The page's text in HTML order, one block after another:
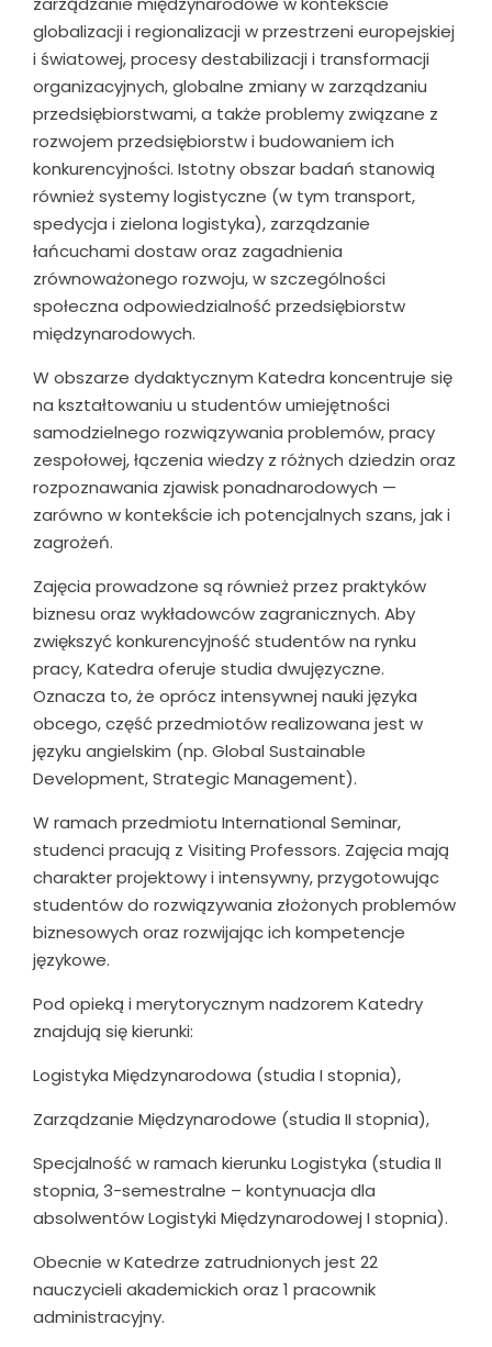
globalizacji i regionalizacji w przestrzeni europejskiej
i światowej, procesy destabilizacji i transformacji
organizacyjnych, globalne zmiany w zarządzaniu
przedsiębiorstwami, a także problemy związane z
rozwojem przedsiębiorstw i budowaniem ich
konkurencyjności. Istotny obszar badań stanowią
również systemy logistyczne (w tym transport,
spedycja i zielona logistyka), zarządzanie
łańcuchami dostaw oraz zagadnienia
zrównoważonego rozwoju, w szczególności
społeczna odpowiedzialność przedsiębiorstw
międzynarodowych.
W obszarze dydaktycznym Katedra koncentruje się
na kształtowaniu u studentów umiejętności
samodzielnego rozwiązywania problemów, pracy
zespołowej, łączenia wiedzy z różnych dziedzin oraz
rozpoznawania zjawisk ponadnarodowych —
zarówno w kontekście ich potencjalnych szans, jak i
zagrożeń.
Zajęcia prowadzone są również przez praktyków
biznesu oraz wykładowców zagranicznych. Aby
zwiększyć konkurencyjność studentów na rynku
pracy, Katedra oferuje studia dwujęzyczne.
Oznacza to, że oprócz intensywnej nauki języka
obcego, część przedmiotów realizowana jest w
języku angielskim (np. Global Sustainable
Development, Strategic Management).
W ramach przedmiotu International Seminar,
studenci pracują z Visiting Professors. Zajęcia mają
charakter projektowy i intensywny, przygotowując
studentów do rozwiązywania złożonych problemów
biznesowych oraz rozwijając ich kompetencje
językowe.
Pod opieką i merytorycznym nadzorem Katedry
znajdują się kierunki:
Logistyka Międzynarodowa (studia I stopnia),
Zarządzanie Międzynarodowe (studia II stopnia),
Specjalność w ramach kierunku Logistyka (studia II
stopnia, 3-semestralne – kontynuacja dla
absolwentów Logistyki Międzynarodowej I stopnia).
Obecnie w Katedrze zatrudnionych jest 22
nauczycieli akademickich oraz 1 pracownik
administracyjny.